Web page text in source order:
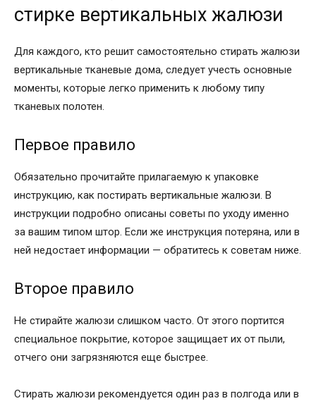
стирке вертикальных жалюзи
Для каждого, кто решит самостоятельно стирать жалюзи
вертикальные тканевые дома, следует учесть основные
моменты, которые легко применить к любому типу
тканевых полотен.
Первое правило
Обязательно прочитайте прилагаемую к упаковке
инструкцию, как постирать вертикальные жалюзи. В
инструкции подробно описаны советы по уходу именно
за вашим типом штор. Если же инструкция потеряна, или в
ней недостает информации — обратитесь к советам ниже.
Второе правило
Не стирайте жалюзи слишком часто. От этого портится
специальное покрытие, которое защищает их от пыли,
отчего они загрязняются еще быстрее.
Стирать жалюзи рекомендуется один раз в полгода или в